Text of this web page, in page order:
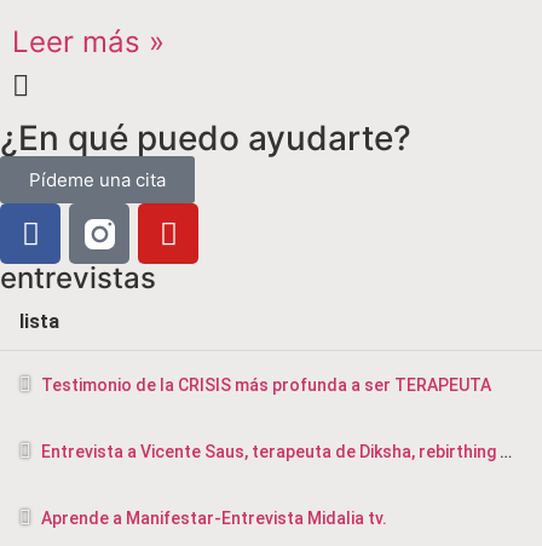
Leer más »
¿En qué puedo ayudarte?
Pídeme una cita
entrevistas
lista
Testimonio de la CRISIS más profunda a ser TERAPEUTA
Entrevista a Vicente Saus, terapeuta de Diksha, rebirthing y masajista en Valencia
Aprende a Manifestar-Entrevista Midalia tv.